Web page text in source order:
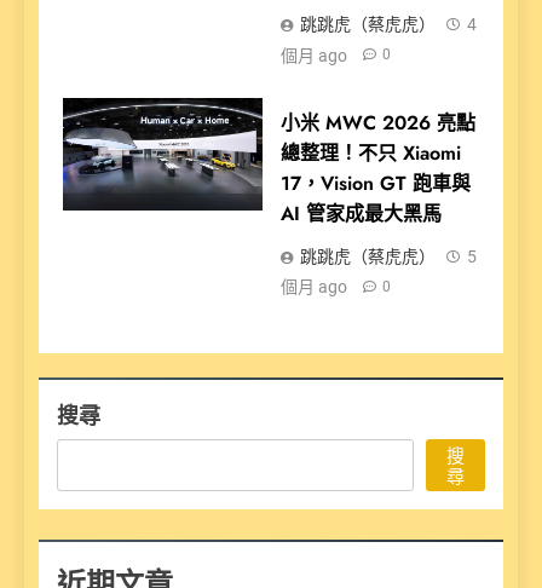
跳跳虎（蔡虎虎）
4
個月 ago
0
小米 MWC 2026 亮點
總整理！不只 Xiaomi
17，Vision GT 跑車與
AI 管家成最大黑馬
跳跳虎（蔡虎虎）
5
個月 ago
0
搜尋
搜
尋